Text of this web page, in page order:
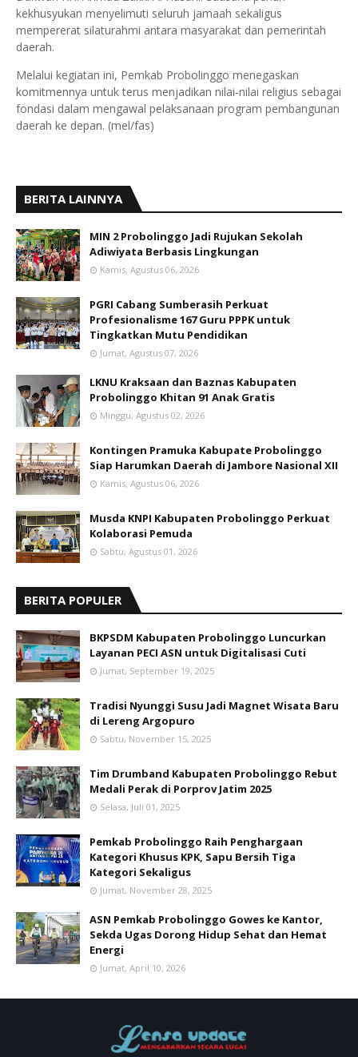
kekhusyukan menyelimuti seluruh jamaah sekaligus
mempererat silaturahmi antara masyarakat dan pemerintah
daerah.
Melalui kegiatan ini, Pemkab Probolinggo menegaskan
komitmennya untuk terus menjadikan nilai-nilai religius sebagai
fondasi dalam mengawal pelaksanaan program pembangunan
daerah ke depan. (mel/fas)
BERITA LAINNYA
MIN 2 Probolinggo Jadi Rujukan Sekolah
Adiwiyata Berbasis Lingkungan
Kamis, Agustus 06, 2026
PGRI Cabang Sumberasih Perkuat
Profesionalisme 167 Guru PPPK untuk
Tingkatkan Mutu Pendidikan
Jumat, Agustus 07, 2026
LKNU Kraksaan dan Baznas Kabupaten
Probolinggo Khitan 91 Anak Gratis
Minggu, Agustus 02, 2026
Kontingen Pramuka Kabupate Probolinggo
Siap Harumkan Daerah di Jambore Nasional XII
Kamis, Agustus 06, 2026
Musda KNPI Kabupaten Probolinggo Perkuat
Kolaborasi Pemuda
Sabtu, Agustus 01, 2026
BERITA POPULER
BKPSDM Kabupaten Probolinggo Luncurkan
Layanan PECI ASN untuk Digitalisasi Cuti
Jumat, September 19, 2025
Tradisi Nyunggi Susu Jadi Magnet Wisata Baru
di Lereng Argopuro
Sabtu, November 15, 2025
Tim Drumband Kabupaten Probolinggo Rebut
Medali Perak di Porprov Jatim 2025
Selasa, Juli 01, 2025
Pemkab Probolinggo Raih Penghargaan
Kategori Khusus KPK, Sapu Bersih Tiga
Kategori Sekaligus
Jumat, November 28, 2025
ASN Pemkab Probolinggo Gowes ke Kantor,
Sekda Ugas Dorong Hidup Sehat dan Hemat
Energi
Jumat, April 10, 2026